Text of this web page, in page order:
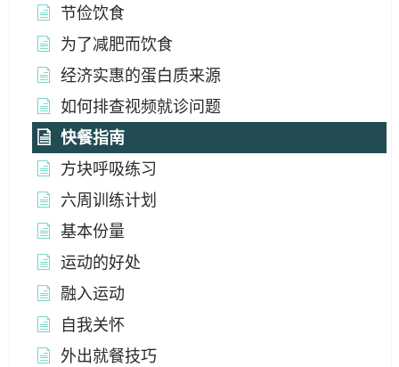
节俭饮食
为了减肥而饮食
经济实惠的蛋白质来源
如何排查视频就诊问题
快餐指南
方块呼吸练习
六周训练计划
基本份量
运动的好处
融入运动
自我关怀
外出就餐技巧